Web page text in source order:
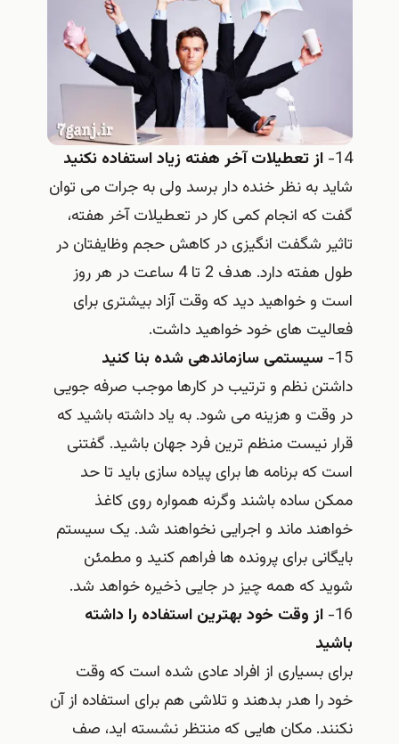
14- از تعطیلات آخر هفته زیاد استفاده نکنید
شاید به نظر خنده دار برسد ولی به جرات می توان
گفت که انجام کمی کار در تعطیلات آخر هفته،
تاثیر شگفت انگیزی در کاهش حجم وظایفتان در
طول هفته دارد. هدف 2 تا 4 ساعت در هر روز
است و خواهید دید که وقت آزاد بیشتری برای
فعالیت های خود خواهید داشت.
15- سیستمی سازماندهی شده بنا کنید
داشتن نظم و ترتیب در کارها موجب صرفه جویی
در وقت و هزینه می شود. به یاد داشته باشید که
قرار نیست منظم ترین فرد جهان باشید. گفتنی
است که برنامه ها برای پیاده سازی باید تا حد
ممکن ساده باشند وگرنه همواره روی کاغذ
خواهند ماند و اجرایی نخواهند شد. یک سیستم
بایگانی برای پرونده ها فراهم کنید و مطمئن
شوید که همه چیز در جایی ذخیره خواهد شد.
16- از وقت خود بهترین استفاده را داشته
باشید
برای بسیاری از افراد عادی شده است که وقت
خود را هدر بدهند و تلاشی هم برای استفاده از آن
نکنند. مکان هایی که منتظر نشسته اید، صف